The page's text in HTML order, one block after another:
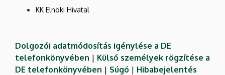
KK Elnöki Hivatal
Dolgozói adatmódosítás igénylése a DE
telefonkönyvében | Külső személyek rögzítése a
DE telefonkönyvében | Súgó | Hibabejelentés